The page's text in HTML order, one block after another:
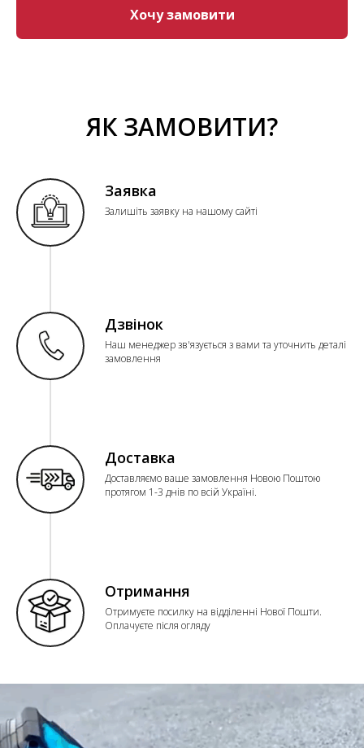
Хочу замовити
ЯК ЗАМОВИТИ?
Заявка
Залишіть заявку на нашому сайті
Дзвінок
Наш менеджер зв'язується з вами та уточнить деталі
замовлення
Доставка
Доставляємо ваше замовлення Новою Поштою
протягом 1-3 днів по всій Україні.
Отримання
Отримуєте посилку на відділенні Нової Пошти.
Оплачуєте після огляду